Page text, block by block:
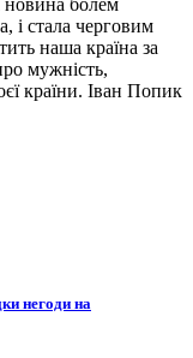
новина болем
і стала черговим
наша країна за
мужність,
країни. Іван Попик
негоди на